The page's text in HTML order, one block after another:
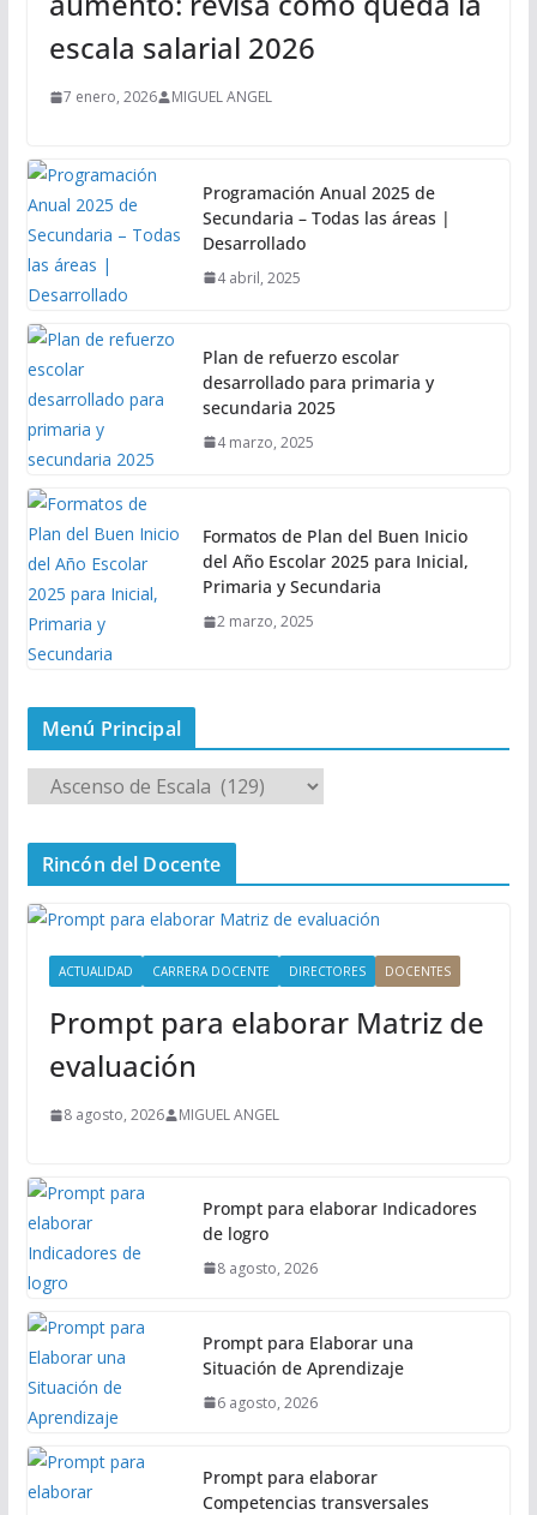
escala salarial 2026
7 enero, 2026 MIGUEL ANGEL
Programación Anual 2025 de
Secundaria – Todas las áreas |
Desarrollado
4 abril, 2025
Plan de refuerzo escolar
desarrollado para primaria y
secundaria 2025
4 marzo, 2025
Formatos de Plan del Buen Inicio
del Año Escolar 2025 para Inicial,
Primaria y Secundaria
2 marzo, 2025
Menú Principal
e
n
P
Rincón del Docente
ACTUALIDAD CARRERA DOCENTE DIRECTORES DOCENTES
Prompt para elaborar Matriz de
evaluación
8 agosto, 2026 MIGUEL ANGEL
Prompt para elaborar Indicadores
de logro
8 agosto, 2026
Prompt para Elaborar una
Situación de Aprendizaje
6 agosto, 2026
Prompt para elaborar
Competencias transversales